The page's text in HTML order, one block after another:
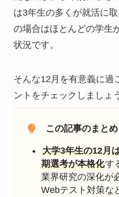
は3年生の多くが就活に
の場合はほとんどの学生
状況です。
そんな12月を有意義に過
ントをチェックしましょ
この記事のまとめ
大学3年生の12月
期選考が本格化す
業界研究の深化が
Webテスト対策な